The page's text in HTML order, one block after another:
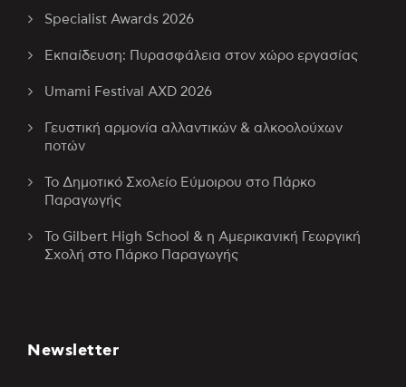
Specialist Awards 2026
Εκπαίδευση: Πυρασφάλεια στον χώρο εργασίας
Umami Festival AXD 2026
Γευστική αρμονία αλλαντικών & αλκοολούχων
ποτών
Το Δημοτικό Σχολείο Εύμοιρου στο Πάρκο
Παραγωγής
Το Gilbert High School & η Αμερικανική Γεωργική
Σχολή στο Πάρκο Παραγωγής
Newsletter